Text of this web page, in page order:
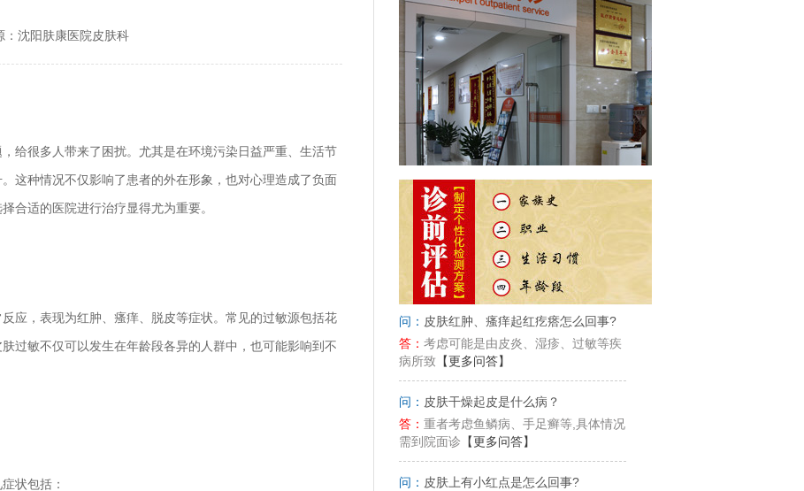
：沈阳肤康医院皮肤科
给很多人带来了困扰。尤其是在环境污染日益严重、生活节
这种情况不仅影响了患者的外在形象，也对心理造成了负面
合适的医院进行治疗显得尤为重要。
应，表现为红肿、瘙痒、脱皮等症状。常见的过敏源包括花
过敏不仅可以发生在年龄段各异的人群中，也可能影响到不
状包括：
问： 皮肤红肿、瘙痒起红疙瘩怎么回事?
答： 考虑可能是由皮炎、湿疹、过敏等疾
病所致 【更多问答】
问： 皮肤干燥起皮是什么病？
答： 重者考虑鱼鳞病、手足癣等,具体情况
需到院面诊 【更多问答】
问： 皮肤上有小红点是怎么回事?